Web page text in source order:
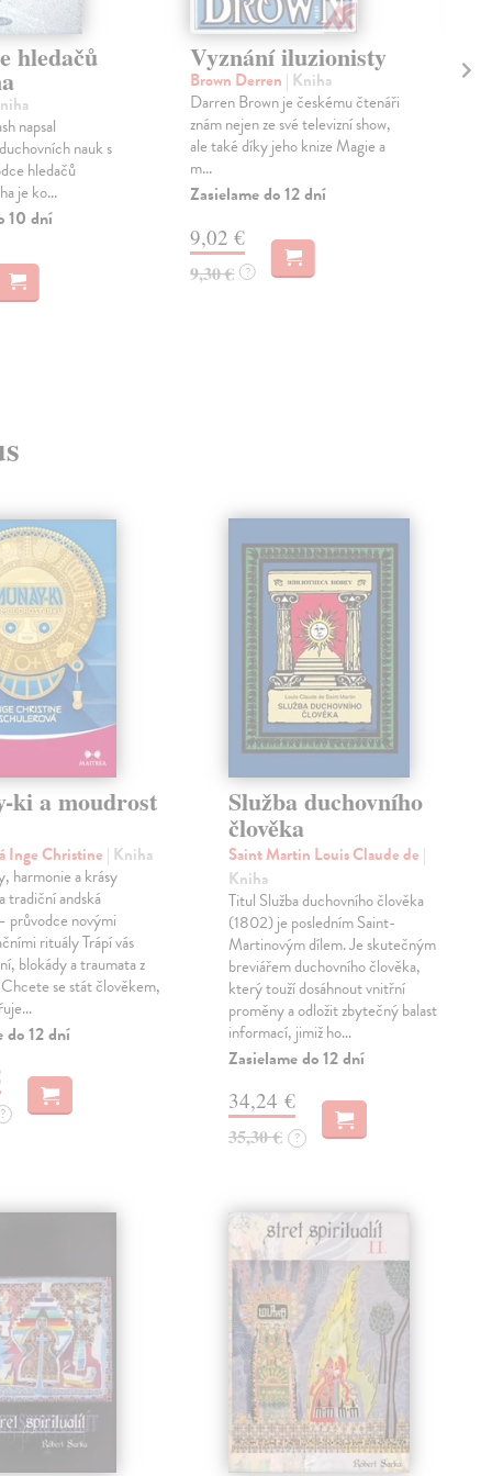
hledačů
napsal
nauk s
hledačů
je ko...
10 dní
Vyznání iluzionisty
Brown Derren | Kniha
Darren Brown je českému čtenáři
znám nejen ze své televizní show,
ale také díky jeho knize Magie a
m...
Zasielame do 12 dní
9,02 €
9,30 € ?
ki a moudrost
Inge Christine | Kniha
harmonie a krásy
tradiční andská
průvodce novými
rituály Trápí vás
blokády a traumata z
se stát člověkem,
do 12 dní
?
Služba duchovního
člověka
Saint Martin Louis Claude de |
Kniha
Titul Služba duchovního člověka
(1802) je posledním Saint-
Martinovým dílem. Je skutečným
breviářem duchovního člověka,
který touží dosáhnout vnitřní
proměny a odložit zbytečný balast
informací, jimiž ho…
Zasielame do 12 dní
34,24 €
35,30 € ?